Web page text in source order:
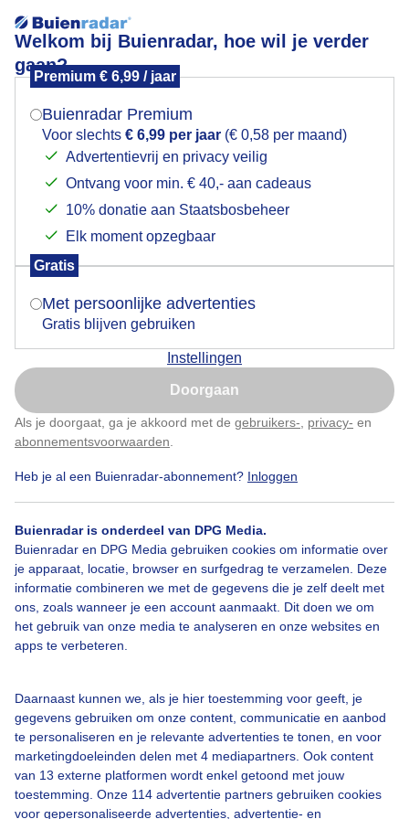
Welkom bij Buienradar, hoe wil je verder
gaan?
Premium € 6,99 / jaar
Buienradar Premium
Voor slechts € 6,99 per jaar (€ 0,58 per maand)
Advertentievrij en privacy veilig
Ontvang voor min. € 40,- aan cadeaus
10% donatie aan Staatsbosbeheer
Elk moment opzegbaar
Gratis
Met persoonlijke advertenties
Gratis blijven gebruiken
Instellingen
Doorgaan
Als je doorgaat, ga je akkoord met de gebruikers- privacy- en
abonnementsvoorwaarden
Heb je al een Buienradar-abonnement? Inloggen
Buienradar is onderdeel van DPG Media.
Buienradar en DPG Media gebruiken cookies om informatie over
je apparaat, locatie, browser en surfgedrag te verzamelen. Deze
informatie combineren we met de gegevens die je zelf deelt met
ons, zoals wanneer je een account aanmaakt. Dit doen we om
het gebruik van onze media te analyseren en onze websites en
apps te verbeteren.
Daarnaast kunnen we, als je hier toestemming voor geeft, je
gegevens gebruiken om onze content, communicatie en aanbod
te personaliseren en je relevante advertenties te tonen, en voor
marketingdoeleinden delen met 4 mediapartners. Ook content
van 13 externe platformen wordt enkel getoond met jouw
toestemming. Onze 114 advertentie partners gebruiken cookies
voor gepersonaliseerde advertenties, advertentie- en
grijsendruilerig
Een moment geduld aub...
Populaire categorieën
Lente
Zomer
Over Buienradar
Bedrijfsgegevens
Veelgestelde vragen
Contact
Toegankelijkheid
Buienradar Team
Privacy beleid
Cookie beleid
Privacy instellingen
Mogen we je locatie gebruiken voor het
Indien je hier nog geen akkoord op hebt gegeven,
verschijnt er zo een pop-up uit je browser waarin
Is goed, toon de popup
Nu niet, misschien later
Klik hierom dit aan te passen